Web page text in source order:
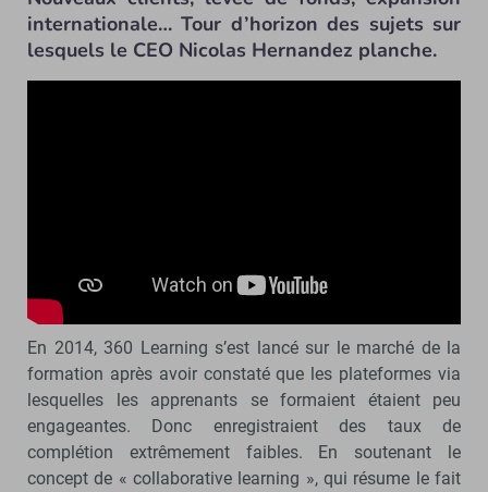
internationale… Tour d’horizon des sujets sur
lesquels le CEO Nicolas Hernandez planche.
En 2014, 360 Learning s’est lancé sur le marché de la
formation après avoir constaté que les plateformes via
lesquelles les apprenants se formaient étaient peu
engageantes. Donc enregistraient des taux de
complétion extrêmement faibles. En soutenant le
concept de « collaborative learning », qui résume le fait